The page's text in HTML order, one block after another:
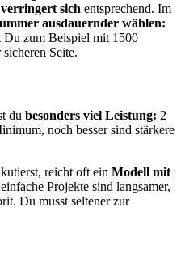
sich entsprechend. Im
ausdauernder wählen:
Du zum Beispiel mit 1500
Seite.
du besonders viel Leistung: 2
noch besser sind stärkere
reicht oft ein Modell mit
Projekte sind langsamer,
Du musst seltener zur